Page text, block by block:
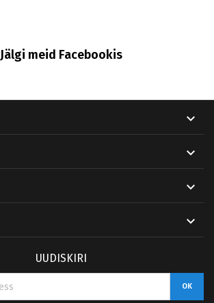
Jälgi meid Facebookis




UUDISKIRI